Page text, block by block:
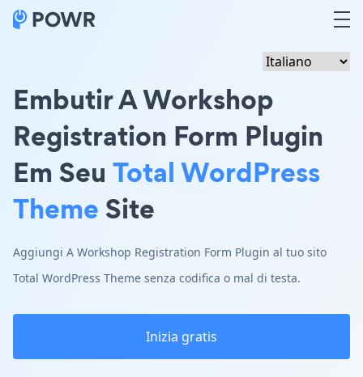
Embutir A Workshop
Registration Form Plugin
Em Seu Total WordPress
ThemeSite
Aggiungi A Workshop Registration Form Plugin al tuo sito
Total WordPress Theme senza codifica o mal di testa.
Inizia gratis